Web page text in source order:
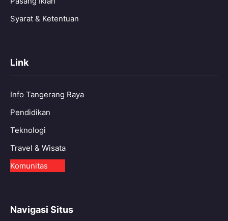
Syarat & Ketentuan
Link
Info Tangerang Raya
Pendidikan
Teknologi
Travel & Wisata
Komunitas
Navigasi Situs